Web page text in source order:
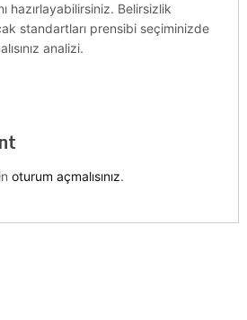
hazırlayabilirsiniz. Belirsizlik
standartları prensibi seçiminizde
analizi.
oturum açmalısınız.